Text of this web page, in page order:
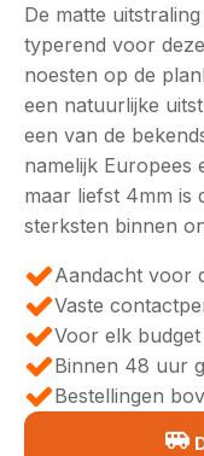
prijs
was:
€101,95.
prijs
is:
€89,95.
De matte
typerend voor
noesten op de
een natuurlijke
een van de
namelijk Europees
maar liefst 4mm is
sterksten binnen
Aandacht voor
Vaste
Voor elk
Binnen 48 uur
Bestellingen